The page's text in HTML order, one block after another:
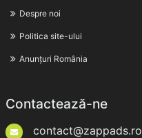
Despre noi
Politica site-ului
Anunțuri România
Contactează-ne
contact@zappads.ro